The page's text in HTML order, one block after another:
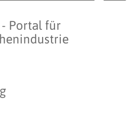
Portal für